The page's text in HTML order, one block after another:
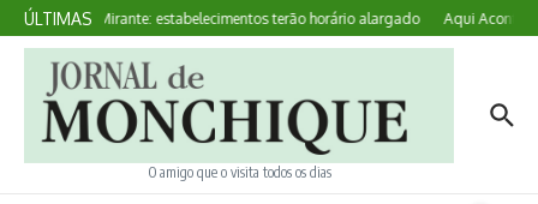
Ir para o conteúdo
ÚLTIMAS
Noites no Mirante: estabelecimentos terão horário alargado Aqui
O amigo que o visita todos os dias